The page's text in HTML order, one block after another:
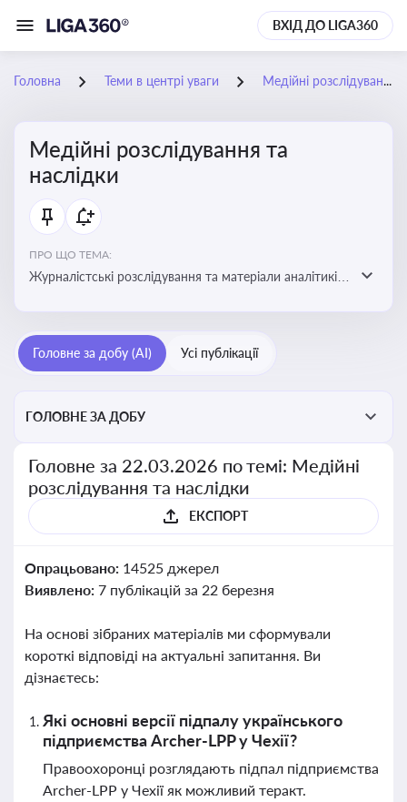
ВХІД ДО LIGA360
Головна Теми в центрі уваги Медійні розслідування та наслідки
Медійні розслідування та
наслідки
ПРО ЩО ТЕМА:
Журналістські розслідування та матеріали аналітиків
компаній, посадових осіб і пов’язаних осіб
Головне за добу (AI) Усі публікації
ГОЛОВНЕ ЗА ДОБУ
Головне за 22.03.2026 по темі: Медійні
розслідування та наслідки
ЕКСПОРТ
Опрацьовано: 14525 джерел
Виявлено: 7 публікацій за 22 березня
На основі зібраних матеріалів ми сформували
короткі відповіді на актуальні запитання. Ви
дізнаєтесь:
Які основні версії підпалу українського
підприємства Archer-LPP у Чехії?
Правоохоронці розглядають підпал підприємства
Archer-LPP у Чехії як можливий теракт.